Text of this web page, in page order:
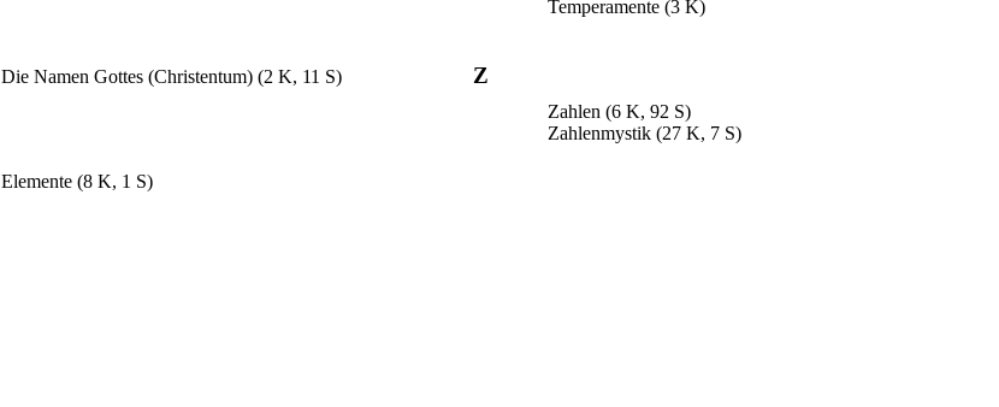
Die Namen Gottes (Christentum) (2 K, 11 S)
Elemente (8 K, 1 S)
Temperamente (3 K)
Z
Zahlen (6 K, 92 S)
Zahlenmystik (27 K, 7 S)